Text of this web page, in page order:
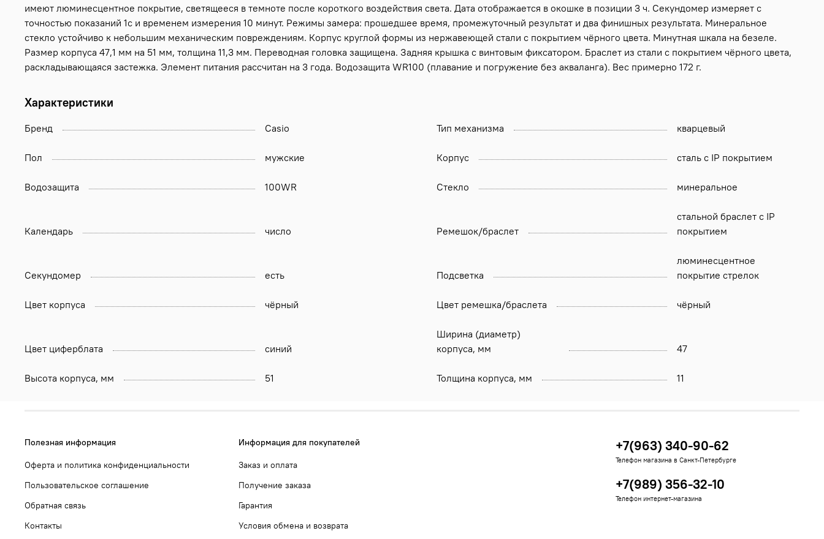
имеют люминесцентное покрытие, светящееся в темноте после короткого воздействия света. Дата отображается в окошке в позиции 3 ч. Секундомер измеряет с
точностью показаний 1с и временем измерения 10 минут. Режимы замера: прошедшее время, промежуточный результат и два финишных результата. Минеральное
стекло устойчиво к небольшим механическим повреждениям. Корпус круглой формы из нержавеющей стали с покрытием чёрного цвета. Минутная шкала на безеле.
Размер корпуса 47,1 мм на 51 мм, толщина 11,3 мм. Переводная головка защищена. Задняя крышка с винтовым фиксатором. Браслет из стали с покрытием чёрного цвета,
раскладывающаяся застежка. Элемент питания рассчитан на 3 года. Водозащита WR100 (плавание и погружение без акваланга). Вес примерно 172 г.
Характеристики
Бренд Casio Тип механизма кварцевый
Пол мужские Корпус сталь с IP покрытием
Водозащита 100WR Стекло минеральное
Календарь число Ремешок/браслет
стальной браслет с IP
покрытием
Секундомер есть Подсветка
люминесцентное
покрытие стрелок
Цвет корпуса чёрный Цвет ремешка/браслета чёрный
Цвет циферблата синий
Ширина (диаметр)
корпуса, мм
47
Высота корпуса, мм 51 Толщина корпуса, мм 11
Полезная информация
Оферта и политика конфиденциальности
Пользовательское соглашение
Обратная связь
Контакты
Информация для покупателей
Заказ и оплата
Получение заказа
Гарантия
Условия обмена и возврата
+7(963) 340-90-62
Телефон магазина в Санкт-Петербурге
+7(989) 356-32-10
Телефон интернет-магазина